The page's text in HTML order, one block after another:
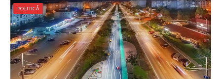
POLITICĂ